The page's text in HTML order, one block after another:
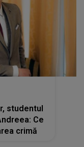
studentul
Ce
crimă